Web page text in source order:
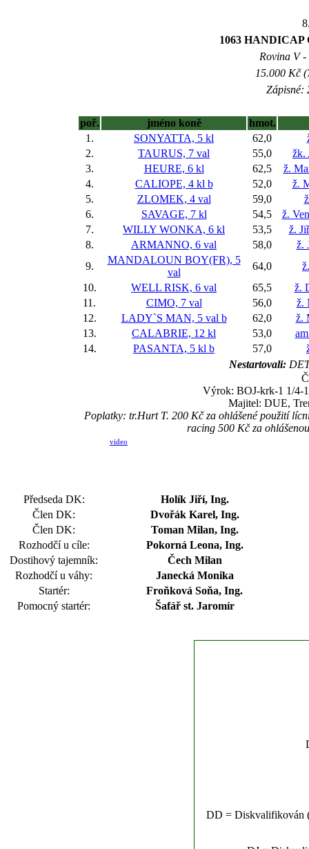
1063 HANDICAP
Rovina V
15.000 Kč
Zápisné:
poř. jméno koně
hmot.
1.
SONYATTA, 5 kl 62,0
2.
TAURUS, 7 val 55,0
žk.
3.
HEURE, 6 kl 62,5
ž.
4.
CALIOPE, 4 kl b 52,0
ž.
5.
ZLOMEK, 4 val 59,0
6.
SAVAGE, 7 kl 54,5
ž.
7.
WILLY WONKA, 6 kl 53,5
ž.
8.
ARMANNO, 6 val 58,0
ž.
9.
MANDALOUN BOY(FR), 5
val
64,0
10.
WELL RISK, 6 val 65,5
ž.
11.
CIMO, 7 val 56,0
ž.
12.
LADY`S MAN, 5 val b 62,0
ž.
13.
CALABRIE, 12 kl 53,0
14.
PASANTA, 5 kl b 57,0
Nestartovali:
Výrok: BOJ-krk-1 1/4-
Majitel: DUE,
Poplatky: tr.Hurt T. 200 Kč za ohlášené použití
racing 500 Kč za
video
Předseda DK:
Holík Jiří, Ing.
Člen DK:
Dvořák Karel, Ing.
Člen DK:
Toman Milan, Ing.
Rozhodčí u cíle:
Pokorná Leona, Ing.
Dostihový tajemník:
Čech Milan
Rozhodčí u váhy:
Janecká Monika
Startér:
Froňková Soňa, Ing.
Pomocný startér:
Šafář st. Jaromír
DD = Diskvalifikován